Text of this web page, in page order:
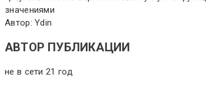
значениями
Автор: Ydin
АВТОР ПУБЛИКАЦИИ
не в сети 21 год